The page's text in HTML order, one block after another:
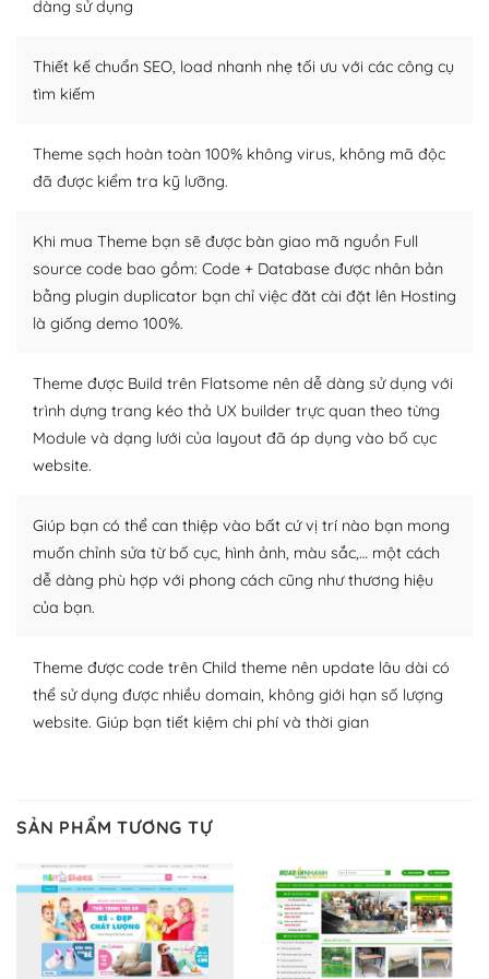
– Sở hữu một cộng đồng lớn, sẵn sàng hỗ trợ
khổng lồ được kiểm duyệt bởi các nhân viên và những
người cuồng tín WordPress.
Nếu bạn gặp khó khăn, bạn có thể lên mạng và tìm
kiếm những cộng đồng WordPress, họ sẽ giúp bạn trả
lời, giải đáp vấn đề của bạn.
Cộng đồng sử dụng WordPress sẵn sàng hỗ trợ bạn
– Đa dạng plugin và themes
Plugin mở rộng là thành phần cài đặt thêm vào
WordPress để tăng thêm các tính năng cần thiết. Có
nhiều plugin trả phí hoặc miễn phí.
Nhờ lượng người dùng đông đảo, thư viện themes và
plugin của WordPress rất phong phú. Bạn có thể thỏa
thích chọn lựa plugin và themes phù hợp cho mục đích
lập website của mình.
– Dễ sử dụng
Và bạn có toàn quyền tự do khi quyết định nơi lưu trữ
trang web WordPress của bạn.
Dễ dàng lựa chọn Hosting cho website WordPress
– Bảo mật cực tốt
dàng sử dụng
Thiết kế chuẩn SEO, load nhanh nhẹ tối ưu với các công cụ
tìm kiếm
Theme sạch hoàn toàn 100% không virus, không mã độc
đã được kiểm tra kỹ lưỡng.
Khi mua Theme bạn sẽ được bàn giao mã nguồn Full
source code bao gồm: Code + Database được nhân bản
bằng plugin duplicator bạn chỉ việc đăt cài đặt lên Hosting
là giống demo 100%.
Theme được Build trên Flatsome nên dễ dàng sử dụng với
trình dựng trang kéo thả UX builder trực quan theo từng
Module và dạng lưới của layout đã áp dụng vào bố cục
website.
Giúp bạn có thể can thiệp vào bất cứ vị trí nào bạn mong
muốn chỉnh sửa từ bố cục, hình ảnh, màu sắc,… một cách
dễ dàng phù hợp với phong cách cũng như thương hiệu
của bạn.
Theme được code trên Child theme nên update lâu dài có
thể sử dụng được nhiều domain, không giới hạn số lượng
website. Giúp bạn tiết kiệm chi phí và thời gian
SẢN PHẨM TƯƠNG TỰ